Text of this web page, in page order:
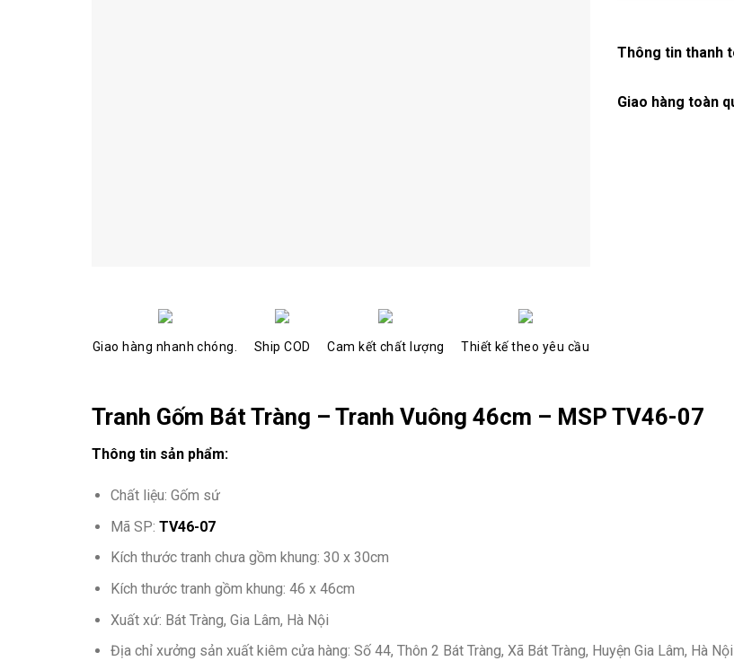
Giao hàng nhanh chóng. Ship COD Cam kết chất lượng Thiết kế theo yêu cầu
Thông tin thanh
Giao hàng toàn
Tranh Gốm Bát Tràng – Tranh Vuông 46cm – MSP TV46-07
Thông tin sản phẩm:
Chất liệu: Gốm sứ
Mã SP: TV46-07
Kích thước tranh chưa gồm khung: 30 x 30cm
Kích thước tranh gồm khung: 46 x 46cm
Xuất xứ: Bát Tràng, Gia Lâm, Hà Nội
Địa chỉ xưởng sản xuất kiêm cửa hàng: Số 44, Thôn 2 Bát Tràng, Xã Bát Tràng, Huyện Gia Lâm, Hà Nội